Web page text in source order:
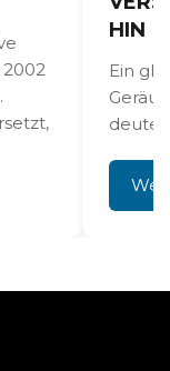
HIN
Ein
deutet